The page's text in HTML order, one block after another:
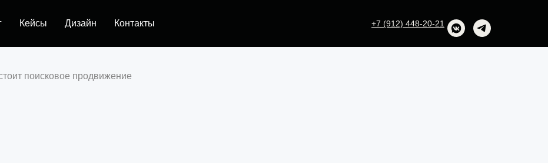
Кейсы Дизайн Контакты +7 (912) 448-20-21
поисковое продвижение